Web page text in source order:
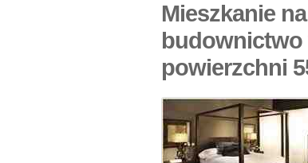
Mieszkanie
budownictwo
powierzchni